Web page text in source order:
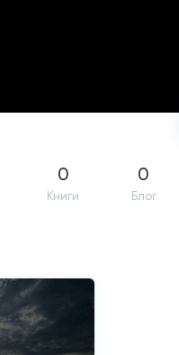
0
Книги
0
Блог